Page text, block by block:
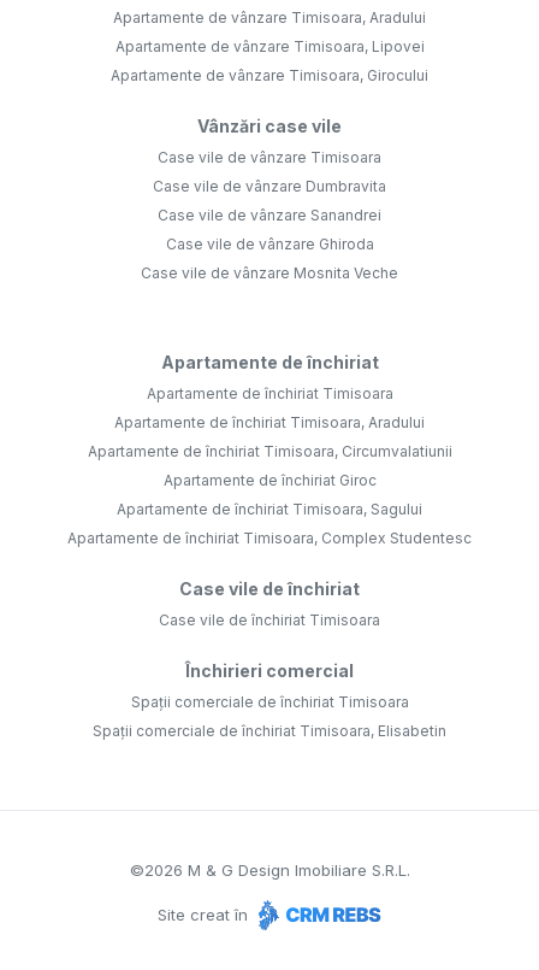
Apartamente de vânzare Timisoara, Aradului
Apartamente de vânzare Timisoara, Lipovei
Apartamente de vânzare Timisoara, Girocului
Vânzări case vile
Case vile de vânzare Timisoara
Case vile de vânzare Dumbravita
Case vile de vânzare Sanandrei
Case vile de vânzare Ghiroda
Case vile de vânzare Mosnita Veche
Apartamente de închiriat
Apartamente de închiriat Timisoara
Apartamente de închiriat Timisoara, Aradului
Apartamente de închiriat Timisoara, Circumvalatiunii
Apartamente de închiriat Giroc
Apartamente de închiriat Timisoara, Sagului
Apartamente de închiriat Timisoara, Complex Studentesc
Case vile de închiriat
Case vile de închiriat Timisoara
Închirieri comercial
Spații comerciale de închiriat Timisoara
Spații comerciale de închiriat Timisoara, Elisabetin
©2026 M & G Design Imobiliare S.R.L.
Site creat în